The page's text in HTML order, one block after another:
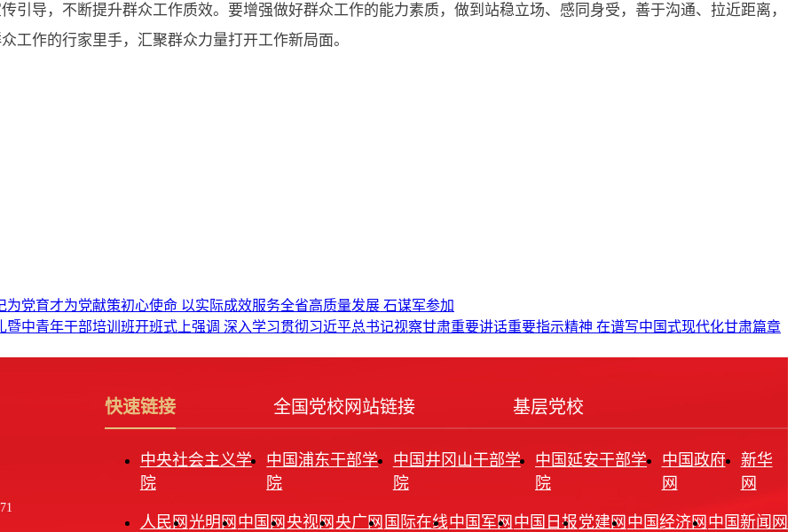
引导，不断提升群众工作质效。要增强做好群众工作的能力素质，做到站稳立场、感同身受，善于沟通、拉近距离，
工作的行家里手，汇聚群众力量打开工作新局面。
党育才为党献策初心使命 以实际成效服务全省高质量发展 石谋军参加
中青年干部培训班开班式上强调 深入学习贯彻习近平总书记视察甘肃重要讲话重要指示精神 在谱写中国式现代化甘肃篇章
快速链接 全国党校网站链接 基层党校
中央社会主义学
院
中国浦东干部学
院
中国井冈山干部学
院
中国延安干部学
院
中国政府
网
新华
网
人民网 光明网 中国网 央视网 央广网 国际在线中国军网 中国日报党建网 中国经济网 中国新闻网